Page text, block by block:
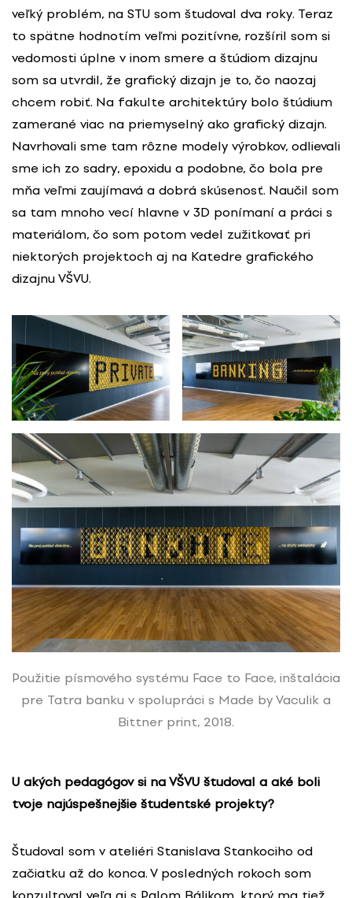
veľký problém, na STU som študoval dva roky. Teraz
to spätne hodnotím veľmi pozitívne, rozšíril som si
vedomosti úplne v inom smere a štúdiom dizajnu
som sa utvrdil, že grafický dizajn je to, čo naozaj
chcem robiť. Na fakulte architektúry bolo štúdium
zamerané viac na priemyselný ako grafický dizajn.
Navrhovali sme tam rôzne modely výrobkov, odlievali
sme ich zo sadry, epoxidu a podobne, čo bola pre
mňa veľmi zaujímavá a dobrá skúsenosť. Naučil som
sa tam mnoho vecí hlavne v 3D ponímaní a práci s
materiálom, čo som potom vedel zužitkovať pri
niektorých projektoch aj na Katedre grafického
dizajnu VŠVU.
Použitie písmového systému Face to Face, inštalácia
pre Tatra banku v spolupráci s Made by Vaculik a
Bittner print, 2018.
U akých pedagógov si na VŠVU študoval a aké boli
tvoje najúspešnejšie študentské projekty?
Študoval som v ateliéri Stanislava Stankociho od
začiatku až do konca. V posledných rokoch som